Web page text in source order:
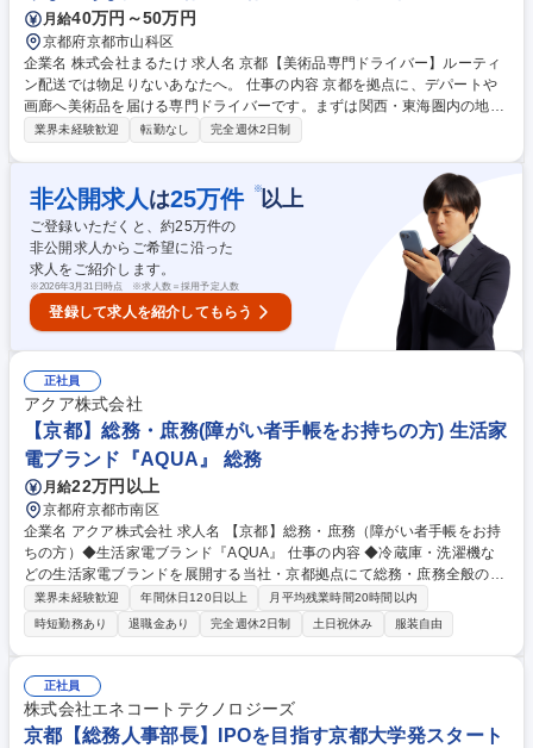
月給40万円～50万円
京都府京都市山科区
企業名 株式会社まるたけ 求人名 京都【美術品専門ドライバー】ルーティ
ン配送では物足りないあなたへ。 仕事の内容 京都を拠点に、デパートや
画廊へ美術品を届ける専門ドライバーです。まずは関西・東海圏内の地
場・中距離配送からスタート。これまでの運転経験をベースに、美術品搬
送および搬出入・梱包 ■効率的な配送ルートの構築（路面状況や振動、渋
滞を考慮したプロの選択） ■1人前になった後は、現場判断が7割の裁量権
がある働き方 ※長距離（東京便）を志望・担当される方は、さらに高待遇
での契約が可能です。 ※美術品の専門知識は不問。これまでの運転実績と
安全意識を最優先で評価します。 募集職種 京都【美術品専門ドライバ
ー】ルーティン配送では物足りないあなたへ。
業界未経験歓迎 転勤なし 完全週休2日制
非公開求人 は25万件 ※以上
ご登録いただくと、約25万件の
非公開求人からご希望に沿った
求人をご紹介します。
※2026年3月31日時点 ※求人数＝採用予定人数
登録して求人を紹介してもらう
正社員
アクア株式会社
【京都】総務・庶務(障がい者手帳をお持ちの方) 生活家
電ブランド『AQUA』 総務
月給22万円以上
京都府京都市南区
企業名 アクア株式会社 求人名 【京都】総務・庶務（障がい者手帳をお持
ちの方）◆生活家電ブランド『AQUA』 仕事の内容 ◆冷蔵庫・洗濯機な
どの生活家電ブランドを展開する当社・京都拠点にて総務・庶務全般の業
務をご担当いただきます。※ご採用者のご経験に合わせ、業務内容につい
ては決定します。 【業務内容例】◆京都拠点の総務・庶務全般 ・拠点総
務業務主幹・受付窓口業務（来客応対含む） ・配送物、郵便対応全般・備
品管理および手配 ◆拠点内社員からの依頼対応 ・押印申請対応・配送物
対応 ◆その他：総務業務、人事業務 募集職種 【京都】総務・庶務（障が
い者手帳をお持ちの方）◆生活家電ブランド『AQUA』
業界未経験歓迎 年間休日120日以上
月平均残業時間20時間以内
時短勤務あり
退職金あり 完全週休2日制 土日祝休み 服装自由
正社員
株式会社エネコートテクノロジーズ
京都【総務人事部長】IPOを目指す京都大学発スタート